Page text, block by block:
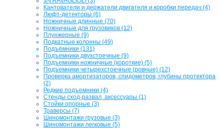
Кантователи и держатели двигателя и коробки передач (4)
Люфт-детекторы (6)
Ножничные длинные (70)
Ножничные для грузовиков (12)
Плунжерные (9)
Подкатные колонны (49)
Подъёмники (131)
Подъемники двухстоечные (9)
Подъемники ножничные (короткие) (5)
Подъемники четырехстоечные (ровные) (12)
Проверка амортизаторов, спидометров, глубины протектора
(2)
Редкие подъемники (4)
Стенды сход-развал, аксессуары (1)
Стойки опорные (3)
Траверсы (7)
Шиномонтажи грузовые (3)
Шиномонтажи легковые (5)